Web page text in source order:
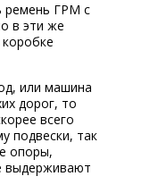
ремень ГРМ с
в эти же
или машина
дорог, то
всего
подвески, так
опоры,
выдерживают